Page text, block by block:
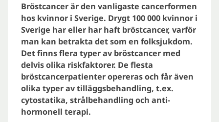
Bröstcancer är den vanligaste cancerformen
hos kvinnori Sverige. Drygt 100 000 kvinnor i
Sverige har eller har haft bröstcancer, varför
man kan betrakta det som en folksjukdom.
Det finns flera typer av bröstcancer med
delvis olika riskfaktorer. De flesta
bröstcancerpatienter opereras och får även
olika typer av tilläggsbehandling, t.ex.
cytostatika, strålbehandling och anti-
hormonell terapi.